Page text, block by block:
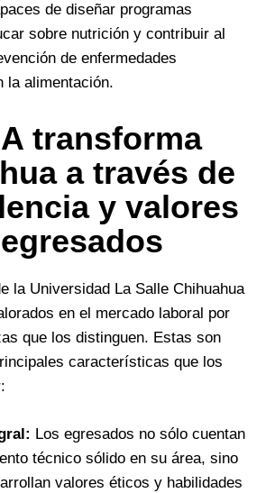
de diseñar programas
sobre nutrición y contribuir al
de enfermedades
la alimentación.
transforma
a través de
y valores
la Universidad La Salle Chihuahua
en el mercado laboral por
que los distinguen. Estas son
características que los
Los egresados no sólo cuentan
técnico sólido en su área, sino
valores éticos y habilidades